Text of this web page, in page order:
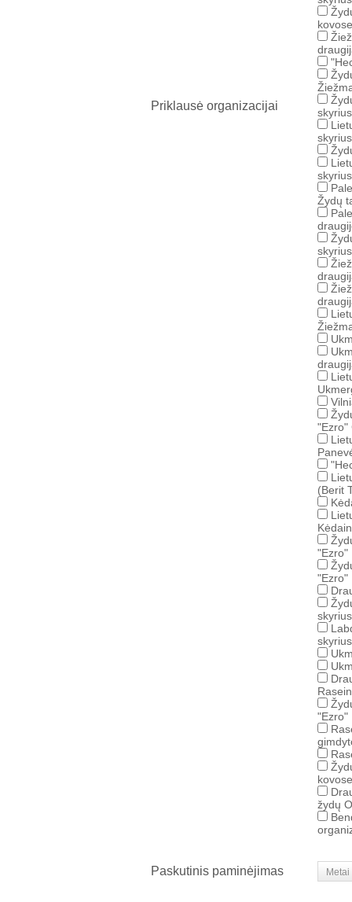
Priklausė organizacijai
skyrius
skyrius
skyrius
Žydų
skyrius
"Ezro"
(Berit
"Ezro"
"Ezro"
skyrius
skyrius
"Ezro"
žydų
Paskutinis paminėjimas Metai